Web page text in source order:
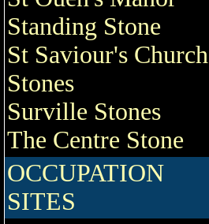
Standing Stone
St Saviour's Church
Stones
Surville Stones
The Centre Stone
OCCUPATION
SITES